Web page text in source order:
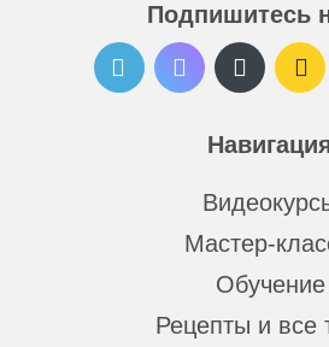
Мастер-
Обучение
Рецепты и все
Подпишитесь